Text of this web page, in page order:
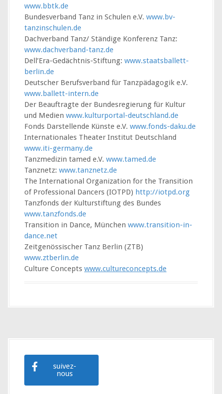
www.bbtk.de
Bundesverband Tanz in Schulen e.V. www.bv-
tanzinschulen.de
Dachverband Tanz/ Ständige Konferenz Tanz:
www.dachverband-tanz.de
Dell’Era-Gedächtnis-Stiftung: www.staatsballett-
berlin.de
Deutscher Berufsverband für Tanzpädagogik e.V.
www.ballett-intern.de
Der Beauftragte der Bundesregierung für Kultur
und Medien www.kulturportal-deutschland.de
Fonds Darstellende Künste e.V. www.fonds-daku.de
Internationales Theater Institut Deutschland
www.iti-germany.de
Tanzmedizin tamed e.V. www.tamed.de
Tanznetz: www.tanznetz.de
The International Organization for the Transition
of Professional Dancers (IOTPD) http://iotpd.org
Tanzfonds der Kulturstiftung des Bundes
www.tanzfonds.de
Transition in Dance, München www.transition-in-
dance.net
Zeitgenössischer Tanz Berlin (ZTB)
www.ztberlin.de
Culture Concepts www.cultureconcepts.de
suivez-
nous